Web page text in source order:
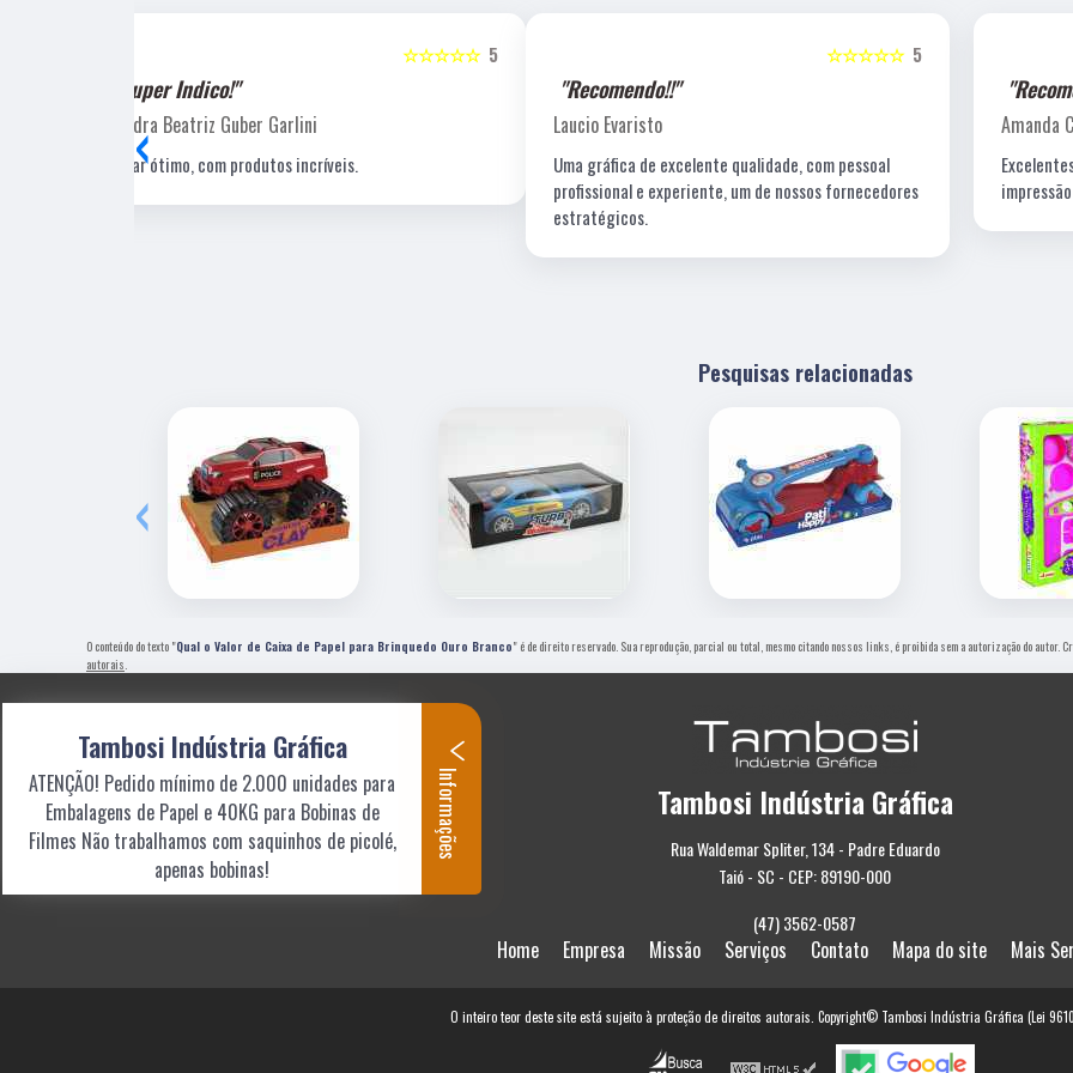
☆☆☆☆☆
"Recomendo!!"
Laucio Evaristo
Uma gráfica de excelente qualidade, com pessoal
☆☆☆☆☆
"Recomendo!!"
Amanda C. T. Lewin
Excelentes profissionais de criação, fotografia e a
impressão é impecável!
‹
Pesquisas relacionadas
‹
O conteúdo do texto "Qual o Valor de Caixa de Papel para Brinquedo Ouro Branco" é de direito reservado. Sua reprodução, parcial ou total, mesmo citando nossos links, é proibida sem a autorização do autor.
autorais
Tambosi Indústria Gráfica
Rua Waldemar Spliter, 134 - Padre Eduardo
Taió - SC - CEP: 89190-000
(47) 3562-0587
Home Empresa Missão Serviços Contato Mapa do site Mais
O inteiro teor deste site está sujeito à proteção de direitos autorais. Copyright© Tambosi Indústria Gráfica (Lei 9610
Tambosi Indústria Gráfica
ATENÇÃO! Pedido mínimo de 2.000 unidades para
Embalagens de Papel e 40KG para Bobinas de
Filmes Não trabalhamos com saquinhos de picolé,
apenas bobinas!
Informações